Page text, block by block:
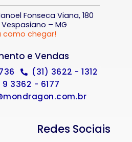
Fonseca Viana, 180
– MG
como chegar!
e Vendas
(31) 3622 - 1312
9 3362 - 6177
Redes Sociais